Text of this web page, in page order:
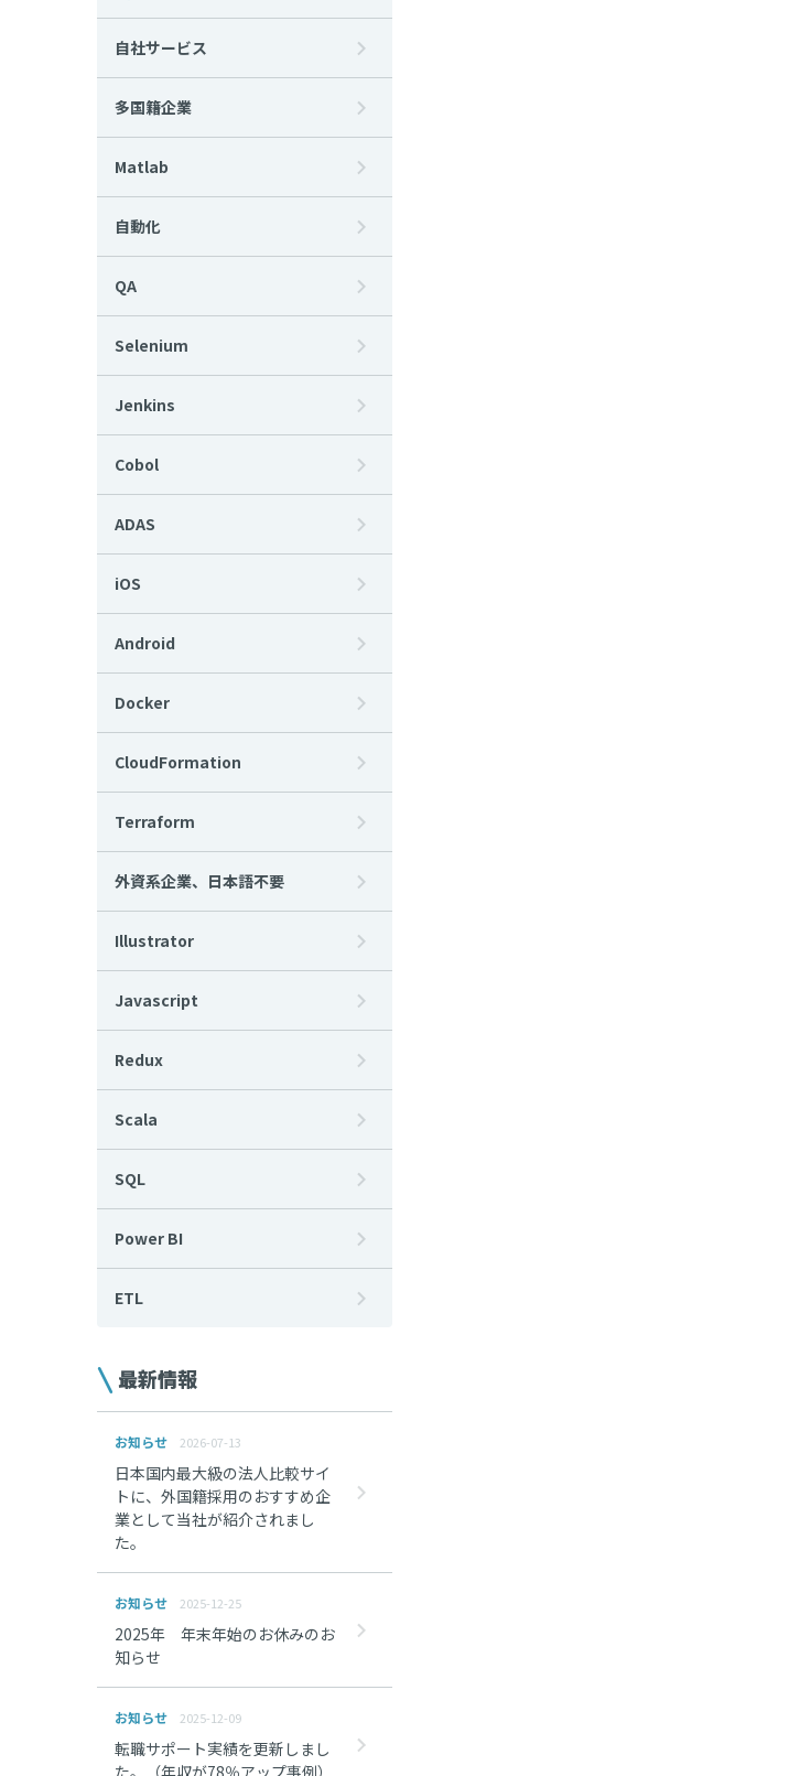
自社サービス
多国籍企業
Matlab
自動化
QA
Selenium
Jenkins
Cobol
ADAS
iOS
Android
Docker
CloudFormation
Terraform
外資系企業、日本語不要
Illustrator
Javascript
Redux
Scala
SQL
Power BI
ETL
最新情報
お知らせ 2026-07-13
日本国内最大級の法人比較サイ
トに、外国籍採用のおすすめ企
業として当社が紹介されまし
た。
お知らせ 2025-12-25
2025年 年末年始のお休みのお
知らせ
お知らせ 2025-12-09
転職サポート実績を更新しまし
た。（年収が78％アップ事例）